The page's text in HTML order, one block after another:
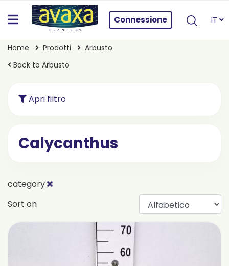
Connessione IT
Home Prodotti
Arbusto
Back to Arbusto
Apri filtro
Calycanthus
category
Sort on